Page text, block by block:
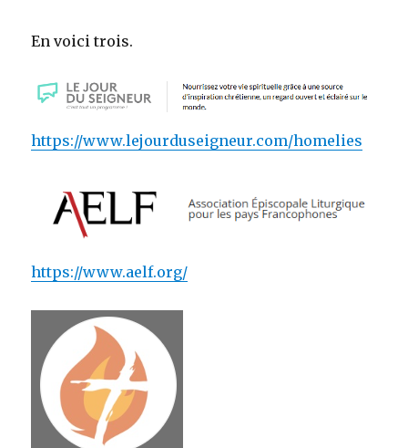
En voici trois.
https://www.lejourduseigneur.com/homelies
https://www.aelf.org/